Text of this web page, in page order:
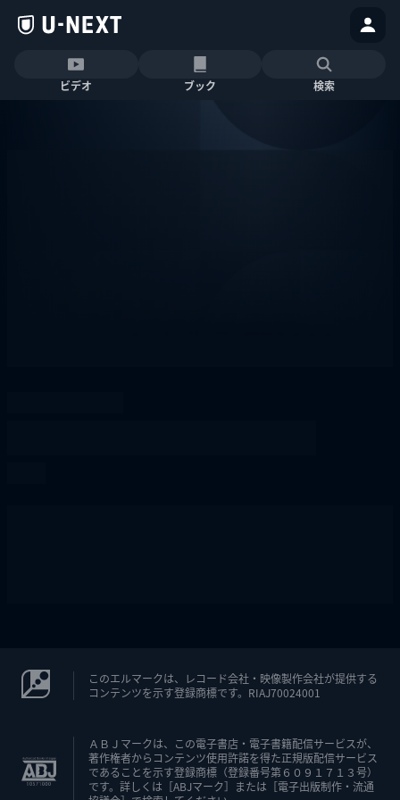
ビデオ ブック 検索
このエルマークは、レコード会社・映像製作会社が提供する
コンテンツを示す登録商標です。RIAJ70024001
ＡＢＪマークは、この電子書店・電子書籍配信サービスが、
著作権者からコンテンツ使用許諾を得た正規版配信サービス
であることを示す登録商標（登録番号第６０９１７１３号）
です。詳しくは［ABJマーク］または［電子出版制作・流通